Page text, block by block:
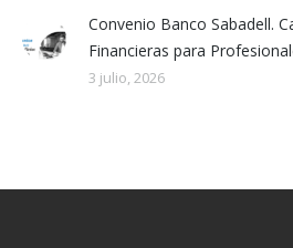
Convenio Banco Sabadell.
Financieras para
3 julio, 2026